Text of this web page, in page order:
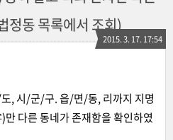
정동 목록에서 조회)
2015. 3. 17. 17:54
, 시/군/구. 읍/면/동, 리까지 지명
다른 동네가 존재함을 확인하였